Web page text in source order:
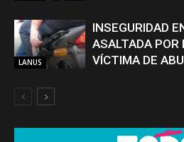
LANUS
INSEGURIDAD
ASALTADA POR
VÍCTIMA DE